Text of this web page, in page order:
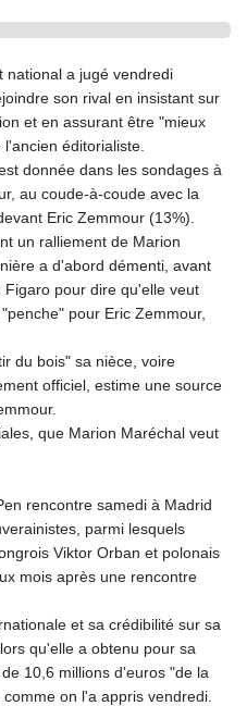
national a jugé vendredi
son rival en insistant sur
et en assurant être "mieux
éditorialiste.
donnée dans les sondages à
au coude-à-coude avec la
Eric Zemmour (13%).
un ralliement de Marion
a d'abord démenti, avant
pour dire qu'elle veut
pour Eric Zemmour,
du bois" sa nièce, voire
officiel, estime une source
que Marion Maréchal veut
rencontre samedi à Madrid
parmi lesquels
Viktor Orban et polonais
mois après une rencontre
et sa crédibilité sur sa
qu'elle a obtenu pour sa
10,6 millions d'euros "de la
on l'a appris vendredi.